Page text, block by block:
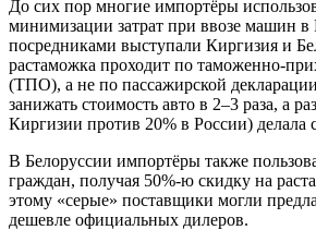
До сих пор многие импортёры
минимизации затрат при ввозе машин
посредниками выступали Киргизия и
растаможка проходит по таможенно-
(ТПО), а не по пассажирской
занижать стоимость авто в 2–3 раза, а
Киргизии против 20% в России) делала
В Белоруссии импортёры также
граждан, получая 50%-ю скидку на
этому «серые» поставщики могли
дешевле официальных дилеров.